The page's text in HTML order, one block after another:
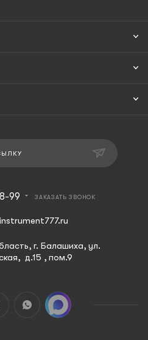
99 ЗАКАЗАТЬ ЗВОНОК
г. Балашиха, ул.
д.15 , пом.9